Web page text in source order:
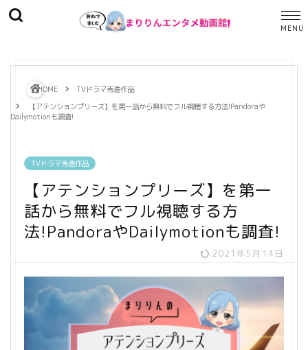
HOME
TVドラマ秀逸作品
【アテンションプリーズ】を第一話から無料でフル視聴する方法!Pandoraや
Dailymotionも調査!
TVドラマ秀逸作品
【アテンションプリーズ】を第一
話から無料でフル視聴する方
法!PandoraやDailymotionも調査!
2021年5月14日